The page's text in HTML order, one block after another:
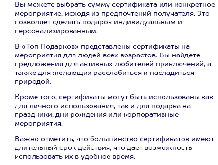
Вы можете выбрать сумму сертификата или конкретное
мероприятие, исходя из предпочтений получателя. Это
позволяет сделать подарок индивидуальным и
персонализированным.
В «Топ Подарков» представлены сертификаты на
мероприятия для людей всех возрастов. Вы найдете
предложения для активных любителей приключений, а
также для желающих расслабиться и насладиться
природой.
Кроме того, сертификаты могут быть использованы как
для личного использования, так и для подарка на
праздники, дни рождения или корпоративные
мероприятия.
Важно отметить, что большинство сертификатов имеют
длительный срок действия, что дает возможность
использовать их в удобное время.